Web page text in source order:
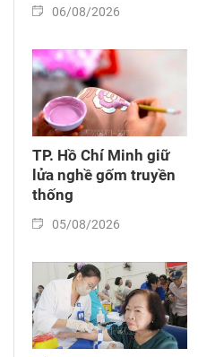
06/08/2026
TP. Hồ Chí Minh giữ
lửa nghề gốm truyền
thống
05/08/2026